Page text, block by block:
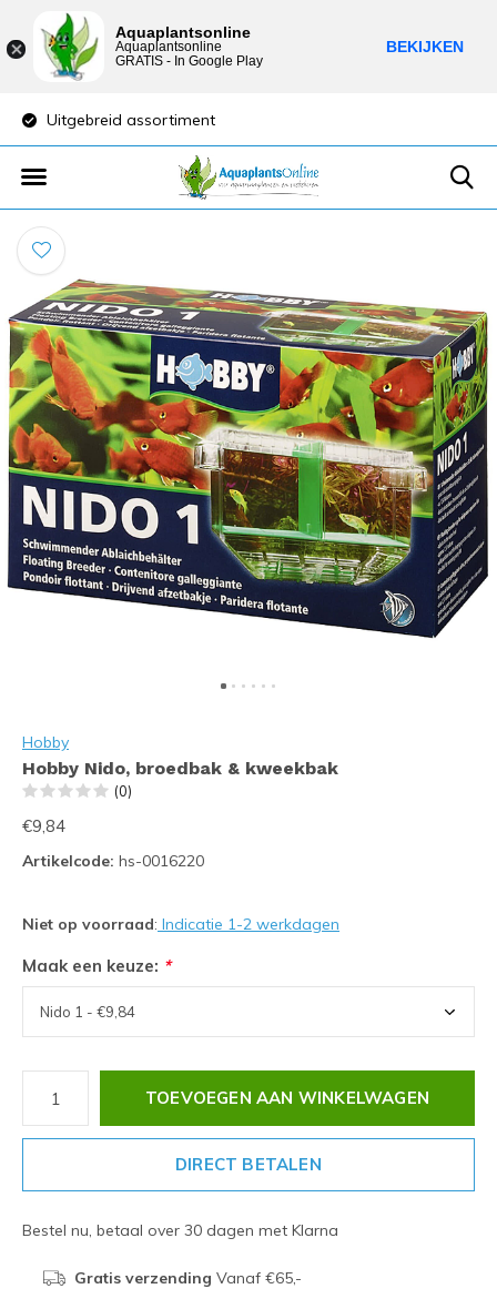
Uitgebreid assortiment
Hobby
Hobby Nido, broedbak & kweekbak
(0)
€9,84
Artikelcode: hs-0016220
Niet op voorraad: Indicatie 1-2 werkdagen
Maak een keuze: *
TOEVOEGEN AAN WINKELWAGEN
DIRECT BETALEN
Bestel nu, betaal over 30 dagen met Klarna
Gratis verzending Vanaf €65,-
Aquaplantsonline
Aquaplantsonline
GRATIS - In Google Play
BEKIJKEN